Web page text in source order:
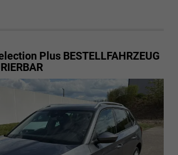
drucken
Plus BESTELLFAHRZEUG